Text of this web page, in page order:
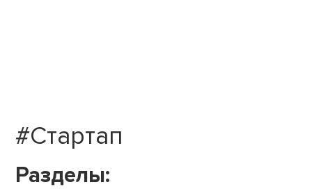
#Стартап
Разделы: